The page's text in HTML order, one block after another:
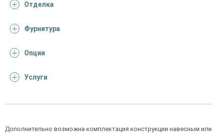
Отделка
Фурнитура
Опции
Услуги
Дополнительно возможна комплектация конструкции навесным или